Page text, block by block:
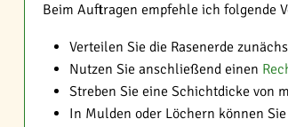
Beim Auftragen empfehle ich folgende
Verteilen Sie die Rasenerde
Nutzen Sie anschließend einen
Streben Sie eine Schichtdicke von
In Mulden oder Löchern können